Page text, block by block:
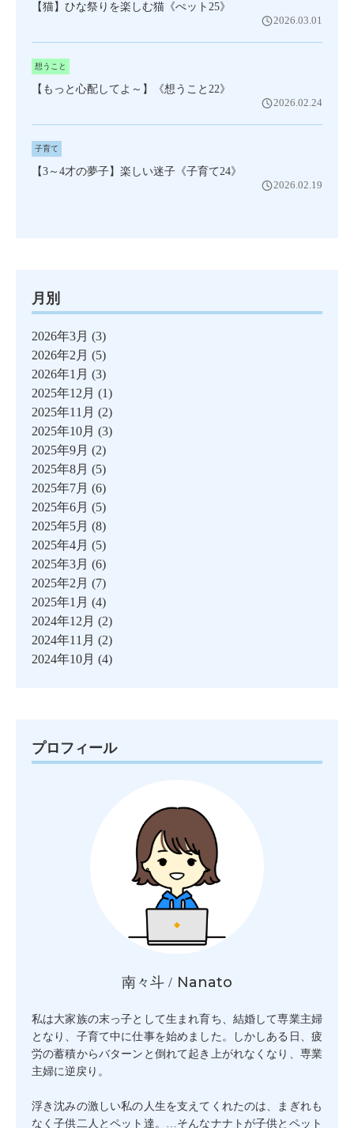
【猫】ひな祭りを楽しむ猫《ぺット25》
2026.03.01
想うこと
【もっと心配してよ～】《想うこと22》
2026.02.24
子育て
【3～4才の夢子】楽しい迷子《子育て24》
2026.02.19
月別
2026年3月 (3)
2026年2月 (5)
2026年1月 (3)
2025年12月 (1)
2025年11月 (2)
2025年10月 (3)
2025年9月 (2)
2025年8月 (5)
2025年7月 (6)
2025年6月 (5)
2025年5月 (8)
2025年4月 (5)
2025年3月 (6)
2025年2月 (7)
2025年1月 (4)
2024年12月 (2)
2024年11月 (2)
2024年10月 (4)
プロフィール
南々斗 / Nanato
私は大家族の末っ子として生まれ育ち、結婚して専業主婦
となり、子育て中に仕事を始めました。しかしある日、疲
労の蓄積からバターンと倒れて起き上がれなくなり、専業
主婦に逆戻り。
浮き沈みの激しい私の人生を支えてくれたのは、まぎれも
なく子供二人とペット達。…そんなナナトが子供とペット